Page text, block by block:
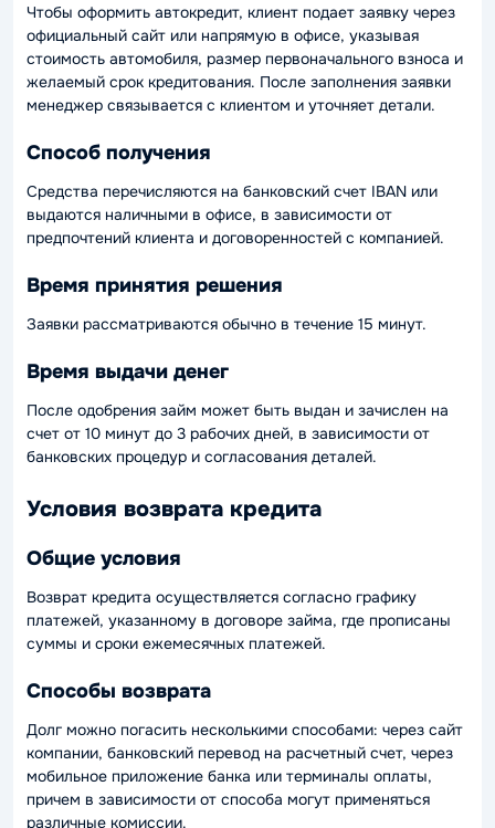
Чтобы оформить автокредит, клиент подает заявку через
официальный сайт или напрямую в офисе, указывая
стоимость автомобиля, размер первоначального взноса и
желаемый срок кредитования. После заполнения заявки
менеджер связывается с клиентом и уточняет детали.
Способ получения
Средства перечисляются на банковский счет IBAN или
выдаются наличными в офисе, в зависимости от
предпочтений клиента и договоренностей с компанией.
Время принятия решения
Заявки рассматриваются обычно в течение 15 минут.
Время выдачи денег
После одобрения займ может быть выдан и зачислен на
счет от 10 минут до 3 рабочих дней, в зависимости от
банковских процедур и согласования деталей.
Условия возврата кредита
Общие условия
Возврат кредита осуществляется согласно графику
платежей, указанному в договоре займа, где прописаны
суммы и сроки ежемесячных платежей.
Способы возврата
Долг можно погасить несколькими способами: через сайт
компании, банковский перевод на расчетный счет, через
мобильное приложение банка или терминалы оплаты,
причем в зависимости от способа могут применяться
различные комиссии.